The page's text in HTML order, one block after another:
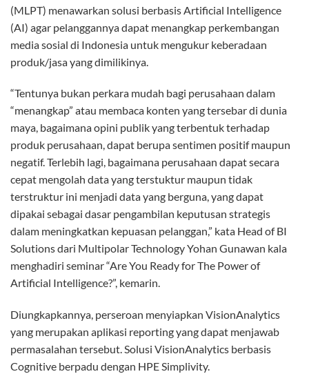
(MLPT) menawarkan solusi berbasis Artificial Intelligence
(AI) agar pelanggannya dapat menangkap perkembangan
media sosial di Indonesia untuk mengukur keberadaan
produk/jasa yang dimilikinya.
“Tentunya bukan perkara mudah bagi perusahaan dalam
“menangkap” atau membaca konten yang tersebar di dunia
maya, bagaimana opini publik yang terbentuk terhadap
produk perusahaan, dapat berupa sentimen positif maupun
negatif. Terlebih lagi, bagaimana perusahaan dapat secara
cepat mengolah data yang terstuktur maupun tidak
terstruktur ini menjadi data yang berguna, yang dapat
dipakai sebagai dasar pengambilan keputusan strategis
dalam meningkatkan kepuasan pelanggan,” kata Head of BI
Solutions dari Multipolar Technology Yohan Gunawan kala
menghadiri seminar “Are You Ready for The Power of
Artificial Intelligence?”, kemarin.
Diungkapkannya, perseroan menyiapkan VisionAnalytics
yang merupakan aplikasi reporting yang dapat menjawab
permasalahan tersebut. Solusi VisionAnalytics berbasis
Cognitive berpadu dengan HPE Simplivity.